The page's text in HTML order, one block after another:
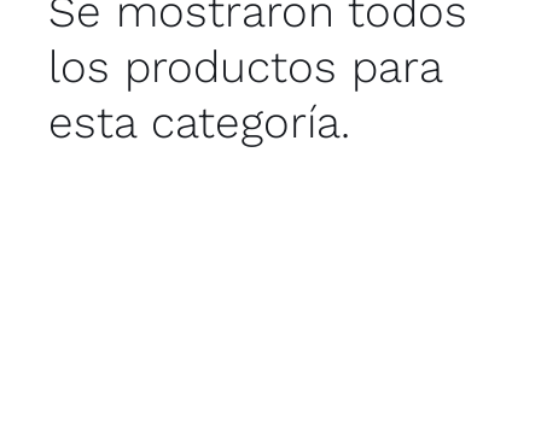
Se mostraron todos
los productos para
esta categoría.